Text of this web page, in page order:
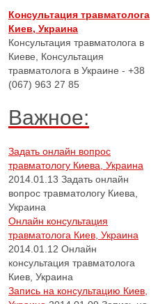
Консультация травматолога
Киев, Украина
Консультация травматолога в
Киеве, Консультация
травматолога в Украине - +38
(067) 963 27 85
Важное:
Задать онлайн вопрос
травматологу Киева, Украина
2014.01.13 Задать онлайн
вопрос травматологу Киева,
Украина
Онлайн консультация
травматолога Киев, Украина
2014.01.12 Онлайн
консультация травматолога
Киев, Украина
Запись на консультацию Киев,